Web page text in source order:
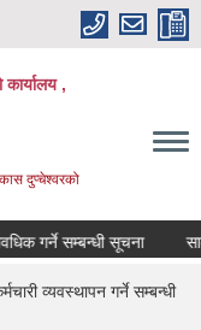
कार्यालय ,
दुप्चेश्वरको
सम्बन्धी सूचना
व्यवस्थापन गर्ने सम्बन्धी